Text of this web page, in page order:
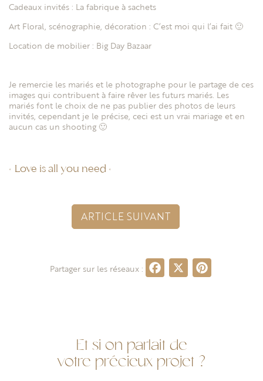
Cadeaux invités : La fabrique à sachets
Art Floral, scénographie, décoration : C’est moi qui l’ai fait 🙂
Location de mobilier : Big Day Bazaar
Je remercie les mariés et le photographe pour le partage de ces
images qui contribuent à faire rêver les futurs mariés. Les
mariés font le choix de ne pas publier des photos de leurs
invités, cependant je le précise, ceci est un vrai mariage et en
aucun cas un shooting 🙂
« Love is all you need «
ARTICLE SUIVANT
Partager sur les réseaux : Facebook
X
Et si on parlait de
votre précieux projet ?